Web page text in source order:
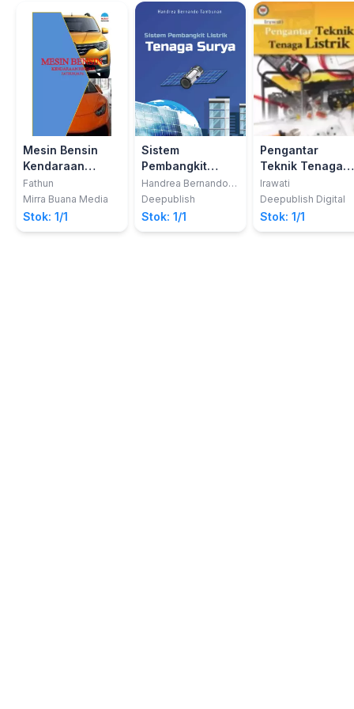
Mesin Bensin
Kendaraan
Ringan
Fathun
Mirra Buana Media
Stok: 1/1
Sistem
Pembangkit
Listrik Tenaga
Surya
Handrea Bernando
Tambunan
Deepublish
Stok: 1/1
Pengantar
Teknik Tenaga
Listrik
Irawati
Deepublish Digital
Stok: 1/1